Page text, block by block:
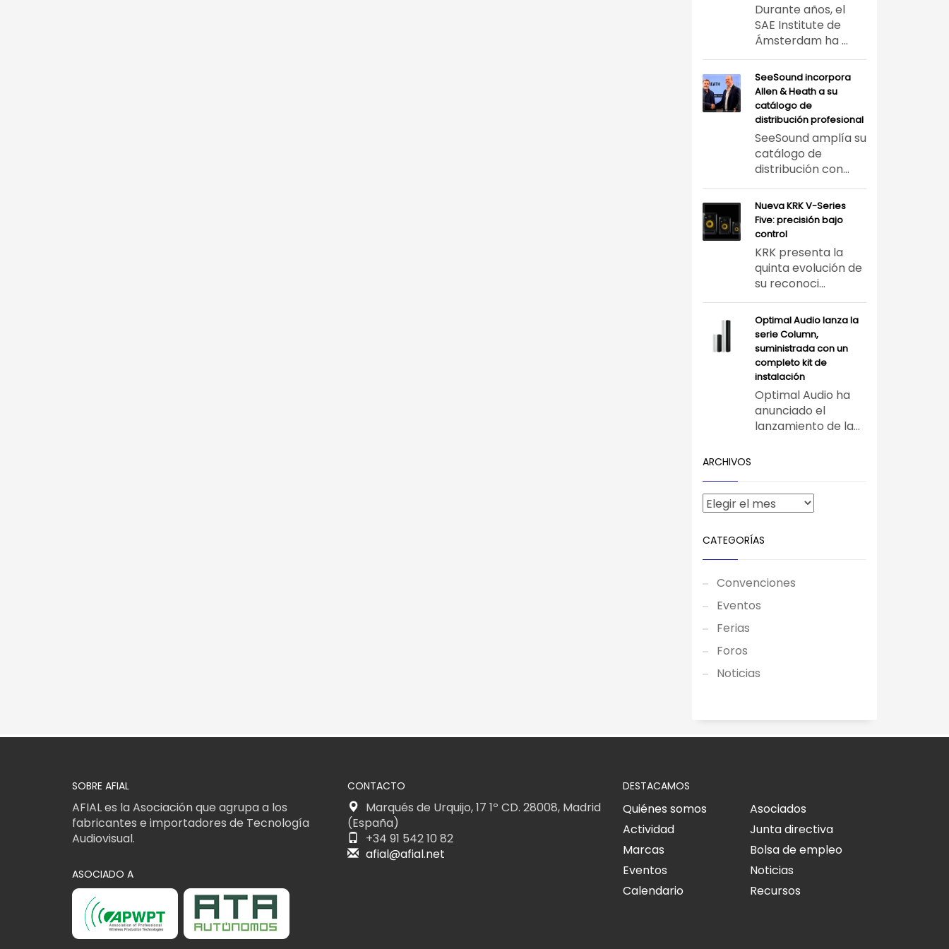
Durante años, el
SAE Institute de
Ámsterdam ha ...
SeeSound incorpora
Allen & Heath a su
catálogo de
distribución profesional
SeeSound amplía su
catálogo de
distribución con...
Nueva KRK V-Series
Five: precisión bajo
control
KRK presenta la
quinta evolución de
su reconoci...
Optimal Audio lanza la
serie Column,
suministrada con un
completo kit de
instalación
Optimal Audio ha
anunciado el
lanzamiento de la...
ARCHIVOS
CATEGORÍAS
Convenciones
Eventos
Ferias
Foros
Noticias
SOBRE AFIAL
AFIAL es la Asociación que agrupa a los
fabricantes e importadores de Tecnología
Audiovisual.
ASOCIADO A
CONTACTO
Marqués de Urquijo, 17 1º CD. 28008, Madrid
(España)
+34 91 542 10 82
afial@afial.net
DESTACAMOS
Quiénes somos
Asociados
Actividad
Junta directiva
Marcas
Bolsa de empleo
Eventos
Noticias
Calendario
Recursos